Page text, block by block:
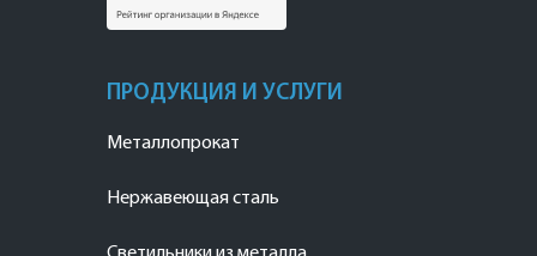
ПРОДУКЦИЯ И УСЛУГИ
Металлопрокат
Нержавеющая сталь